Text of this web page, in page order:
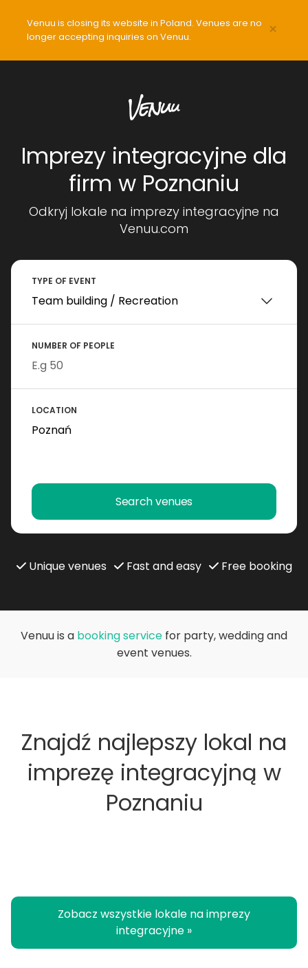
Venuu is closing its website in Poland. Venues are no
longer accepting inquiries on Venuu.
×
Imprezy integracyjne dla
firm w Poznaniu
Odkryj lokale na imprezy integracyjne na
Venuu.com
TYPE OF EVENT
NUMBER OF PEOPLE
LOCATION
Search venues
Unique venues Fast and easy Free booking
Venuu is a booking service for party, wedding and
event venues.
Znajdź najlepszy lokal na
imprezę integracyjną w
Poznaniu
Zobacz wszystkie lokale na imprezy
integracyjne »